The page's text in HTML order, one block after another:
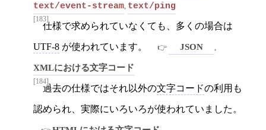
text/event-stream, text/ping
[183]
仕様で求められていなくても、多くの場合は
UTF-8 が使われています。 JSON ,
XMLにおける文字コード
[184]
過去の仕様ではそれ以外の文字コードの利用も
認められ、実際にいろいろが使われていました。